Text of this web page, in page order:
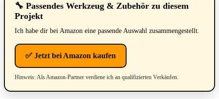
🔧 Passendes Werkzeug & Zubehör zu diesem
Projekt
Ich habe dir bei Amazon eine passende Auswahl zusammengestellt.
✅ Jetzt bei Amazon kaufen
Hinweis: Als Amazon-Partner verdiene ich an qualifizierten Verkäufen.